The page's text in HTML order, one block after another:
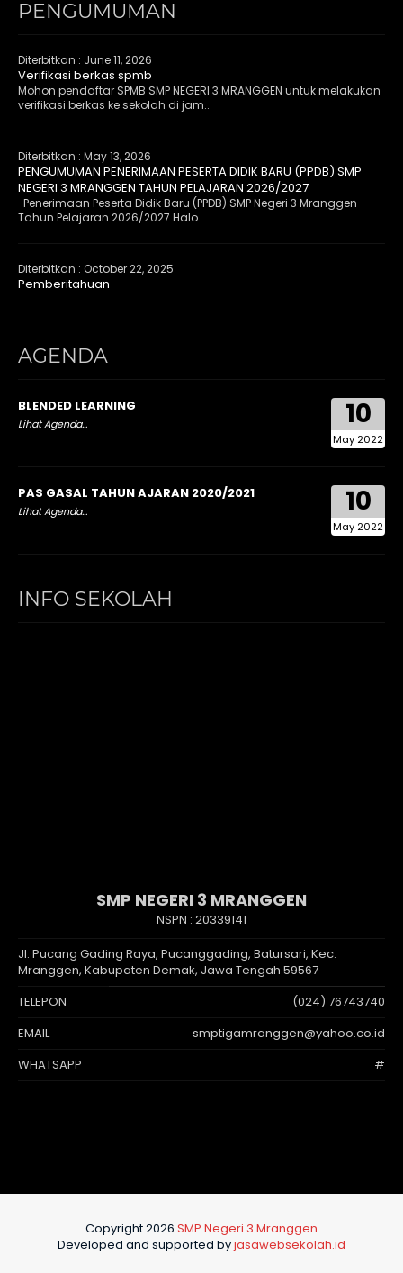
PENGUMUMAN
Diterbitkan : June 11, 2026
Verifikasi berkas spmb
Mohon pendaftar SPMB SMP NEGERI 3 MRANGGEN untuk melakukan
verifikasi berkas ke sekolah di jam..
Diterbitkan : May 13, 2026
PENGUMUMAN PENERIMAAN PESERTA DIDIK BARU (PPDB) SMP
NEGERI 3 MRANGGEN TAHUN PELAJARAN 2026/2027
Penerimaan Peserta Didik Baru (PPDB) SMP Negeri 3 Mranggen —
Tahun Pelajaran 2026/2027 Halo..
Diterbitkan : October 22, 2025
Pemberitahuan
AGENDA
10
May 2022
BLENDED LEARNING
Lihat Agenda...
10
May 2022
PAS GASAL TAHUN AJARAN 2020/2021
Lihat Agenda...
INFO SEKOLAH
SMP NEGERI 3 MRANGGEN
NSPN : 20339141
Jl. Pucang Gading Raya, Pucanggading, Batursari, Kec.
Mranggen, Kabupaten Demak, Jawa Tengah 59567
TELEPON
(024) 76743740
EMAIL
smptigamranggen@yahoo.co.id
WHATSAPP
#
Copyright 2026 SMP Negeri 3 Mranggen
Developed and supported byjasawebsekolah.id